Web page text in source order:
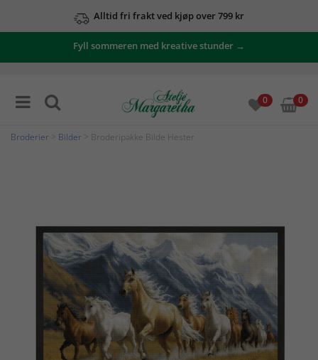
Alltid fri frakt ved kjøp over 799 kr
Fyll sommeren med kreative stunder →
0 0
Broderier Bilder > Broderipakke Bilde Hester